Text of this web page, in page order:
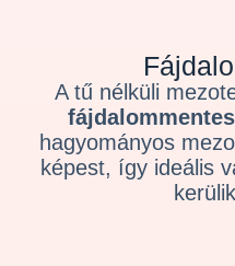
A tű nélküli
fájdalommentes
hagyományos
képest, így ideális